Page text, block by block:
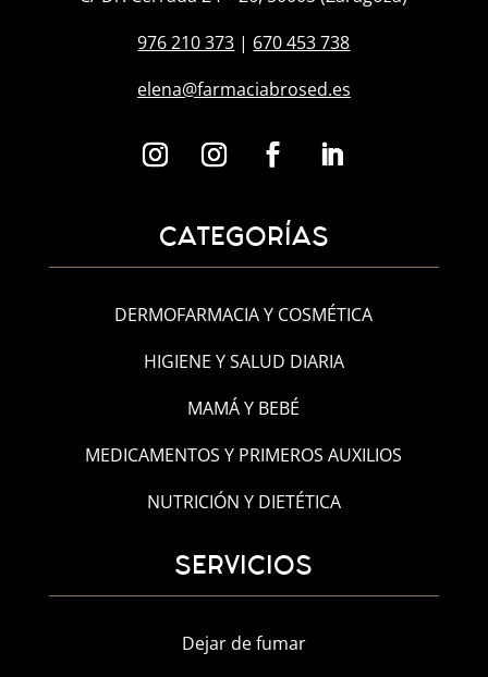
976 210 373 | 670 453 738
elena@farmaciabrosed.es
CATEGORÍAS
DERMOFARMACIA Y COSMÉTICA
HIGIENE Y SALUD DIARIA
MAMÁ Y BEBÉ
MEDICAMENTOS Y PRIMEROS AUXILIOS
NUTRICIÓN Y DIETÉTICA
SERVICIOS
Dejar de fumar